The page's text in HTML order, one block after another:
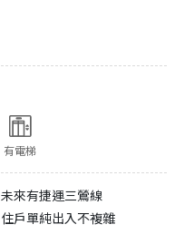
有電梯
未來有捷運三鶯線
住戶單純出入不複雜